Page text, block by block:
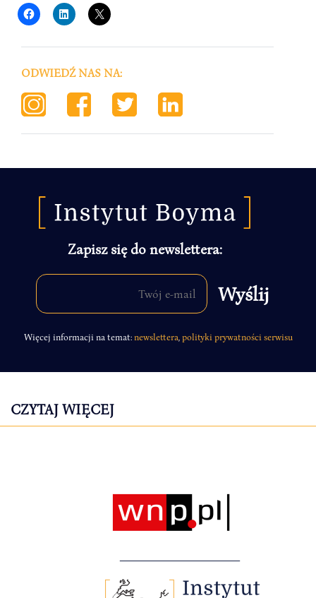
ODWIEDŹ NAS NA:
Zapisz się do newslettera:
Więcej informacji na temat:newslettera polityki prywatności serwisu
CZYTAJ WIĘCEJ